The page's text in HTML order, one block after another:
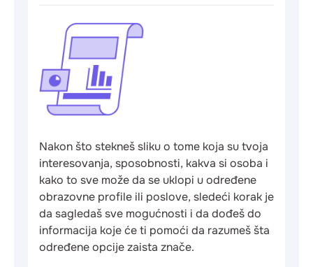
Nakon što stekneš sliku o tome koja su tvoja
interesovanja, sposobnosti, kakva si osoba i
kako to sve može da se uklopi u određene
obrazovne profile ili poslove, sledeći korak je
da sagledaš sve mogućnosti i da dođeš do
informacija koje će ti pomoći da razumeš šta
određene opcije zaista znače.